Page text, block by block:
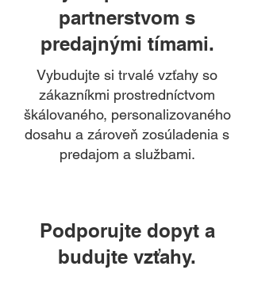
partnerstvom s
predajnými tímami.
Vybudujte si trvalé vzťahy so
zákazníkmi prostredníctvom
škálovaného, ​​personalizovaného
dosahu a zároveň zosúladenia s
predajom a službami.
Podporujte dopyt a
budujte vzťahy.